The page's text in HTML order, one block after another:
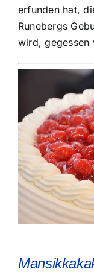
erfunden hat,
Runebergs
wird, gegessen